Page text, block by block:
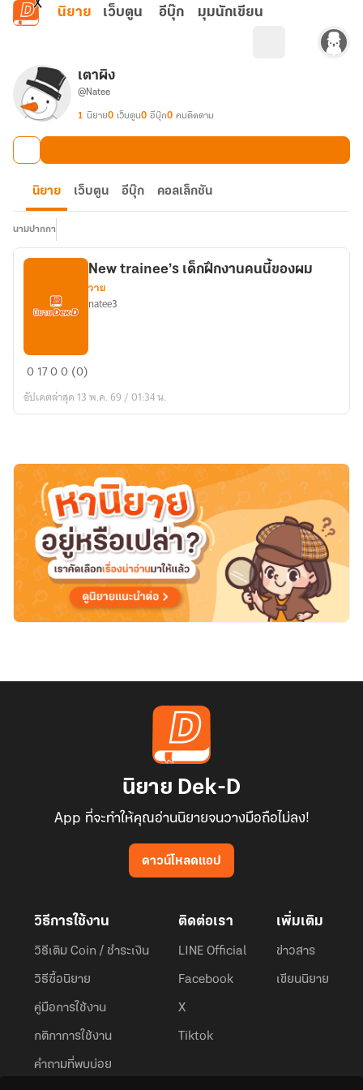
ข้ามไปยังเนื้อหาหลัก
นิยาย เว็บตูน อีบุ๊ก มุมนักเขียน
เตาผิง
@Natee
1 นิยาย0 เว็บตูน0 อีบุ๊ก0 คนติดตาม
นิยาย เว็บตูน อีบุ๊ก คอลเล็กชัน
นามปากกา
New
เด็ก
นี้
ของ
ผม
New trainee’s เด็กฝึกงานคนนี้ของผม
วาย
natee3
01700 (0)
อัปเดตล่าสุด 13 พ.ค. 69 / 01:34 น.
นิยาย Dek-D
App ที่จะทำให้คุณอ่านนิยายจนวางมือถือไม่ลง!
ดาวน์โหลดแอป
วิธีการใช้งาน
วิธีเติม Coin / ชำระเงิน
วิธีซื้อนิยาย
คู่มือการใช้งาน
กติกาการใช้งาน
คำถามที่พบบ่อย
ติดต่อเรา
LINE Official
Facebook
X
Tiktok
เพิ่มเติม
ข่าวสาร
เขียนนิยาย